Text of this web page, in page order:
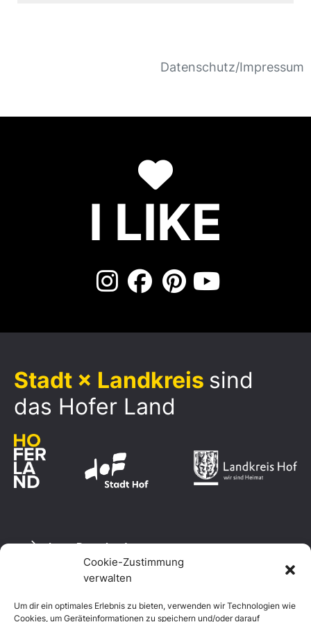
Cookie-Zustimmung
verwalten
Um dir ein optimales Erlebnis zu bieten, verwenden wir Technologien wie
Cookies, um Geräteinformationen zu speichern und/oder darauf
Datenschutz/Impressum
I LIKE
Stadt × Landkreis sind
das Hofer Land
Logo Download
Datenschutzerklärung